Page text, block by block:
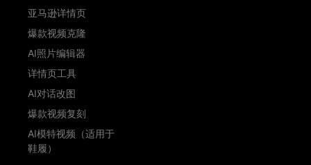
亚马逊详情页
爆款视频克隆
AI照片编辑器
详情页工具
AI对话改图
爆款视频复刻
AI模特视频（适用于
鞋履）